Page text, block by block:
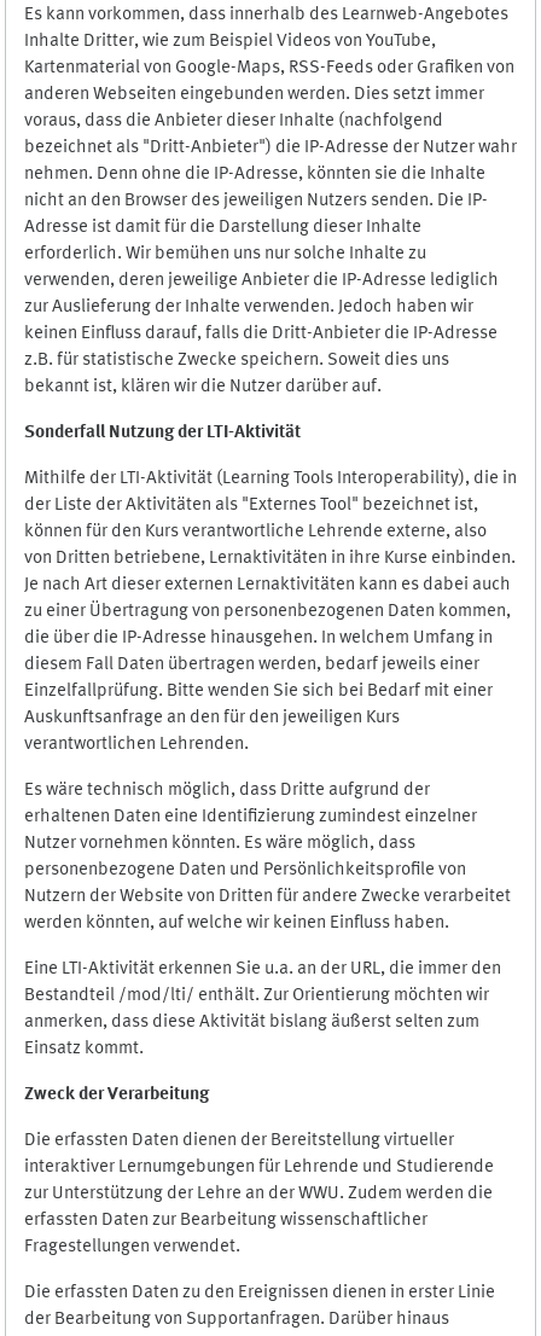
Es kann vorkommen, dass innerhalb des Learnweb-Angebotes
Inhalte Dritter, wie zum Beispiel Videos von YouTube,
Kartenmaterial von Google-Maps, RSS-Feeds oder Grafiken von
anderen Webseiten eingebunden werden. Dies setzt immer
voraus, dass die Anbieter dieser Inhalte (nachfolgend
bezeichnet als "Dritt-Anbieter") die IP-Adresse der Nutzer wahr
nehmen. Denn ohne die IP-Adresse, könnten sie die Inhalte
nicht an den Browser des jeweiligen Nutzers senden. Die IP-
Adresse ist damit für die Darstellung dieser Inhalte
erforderlich. Wir bemühen uns nur solche Inhalte zu
verwenden, deren jeweilige Anbieter die IP-Adresse lediglich
zur Auslieferung der Inhalte verwenden. Jedoch haben wir
keinen Einfluss darauf, falls die Dritt-Anbieter die IP-Adresse
z.B. für statistische Zwecke speichern. Soweit dies uns
bekannt ist, klären wir die Nutzer darüber auf.
Sonderfall Nutzung der LTI-Aktivität
Mithilfe der LTI-Aktivität (Learning Tools Interoperability), die in
der Liste der Aktivitäten als "Externes Tool" bezeichnet ist,
können für den Kurs verantwortliche Lehrende externe, also
von Dritten betriebene, Lernaktivitäten in ihre Kurse einbinden.
Je nach Art dieser externen Lernaktivitäten kann es dabei auch
zu einer Übertragung von personenbezogenen Daten kommen,
die über die IP-Adresse hinausgehen. In welchem Umfang in
diesem Fall Daten übertragen werden, bedarf jeweils einer
Einzelfallprüfung. Bitte wenden Sie sich bei Bedarf mit einer
Auskunftsanfrage an den für den jeweiligen Kurs
verantwortlichen Lehrenden.
Es wäre technisch möglich, dass Dritte aufgrund der
erhaltenen Daten eine Identifizierung zumindest einzelner
Nutzer vornehmen könnten. Es wäre möglich, dass
personenbezogene Daten und Persönlichkeitsprofile von
Nutzern der Website von Dritten für andere Zwecke verarbeitet
werden könnten, auf welche wir keinen Einfluss haben.
Eine LTI-Aktivität erkennen Sie u.a. an der URL, die immer den
Bestandteil /mod/lti/ enthält. Zur Orientierung möchten wir
anmerken, dass diese Aktivität bislang äußerst selten zum
Einsatz kommt.
Zweck der Verarbeitung
Die erfassten Daten dienen der Bereitstellung virtueller
interaktiver Lernumgebungen für Lehrende und Studierende
zur Unterstützung der Lehre an der WWU. Zudem werden die
erfassten Daten zur Bearbeitung wissenschaftlicher
Fragestellungen verwendet.
Die erfassten Daten zu den Ereignissen dienen in erster Linie
der Bearbeitung von Supportanfragen. Darüber hinaus